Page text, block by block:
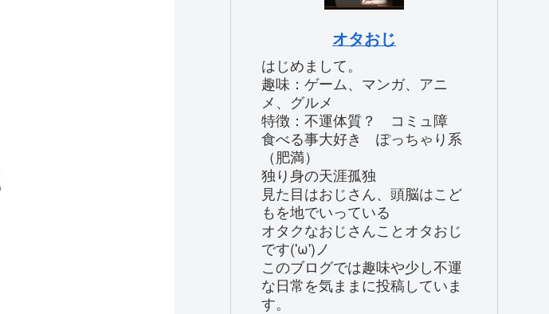
オタおじ
はじめまして。
趣味：ゲーム、マンガ、アニ
メ、グルメ
特徴：不運体質？ コミュ障
食べる事大好き ぽっちゃり系
（肥満）
独り身の天涯孤独
見た目はおじさん、頭脳はこど
もを地でいっている
オタクなおじさんことオタおじ
です('ω')ノ
このブログでは趣味や少し不運
な日常を気ままに投稿していま
す。